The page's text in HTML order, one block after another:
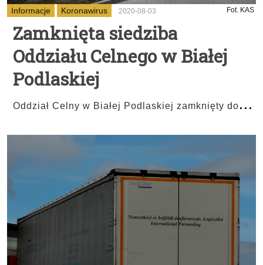
Informacje Koronawirus 2020-08-03 Fot. KAS
Zamknięta siedziba
Oddziału Celnego w Białej
Podlaskiej
Oddział Celny w Białej Podlaskiej zamknięty do...